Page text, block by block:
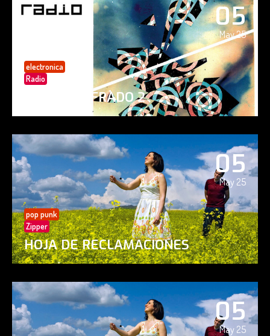
05
May 25
electronica
Radio
PAISAJE CIFRADO 2
05
May 25
pop punk
Zipper
HOJA DE RECLAMACIONES
05
May 25